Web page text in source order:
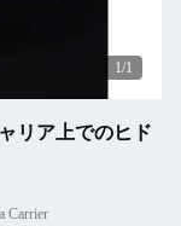
1/1
リア上でのヒド
Carrier